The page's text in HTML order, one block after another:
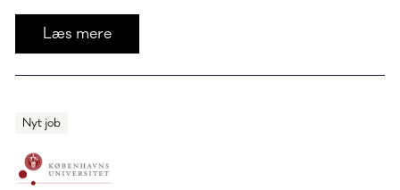
Læs mere
Nyt job